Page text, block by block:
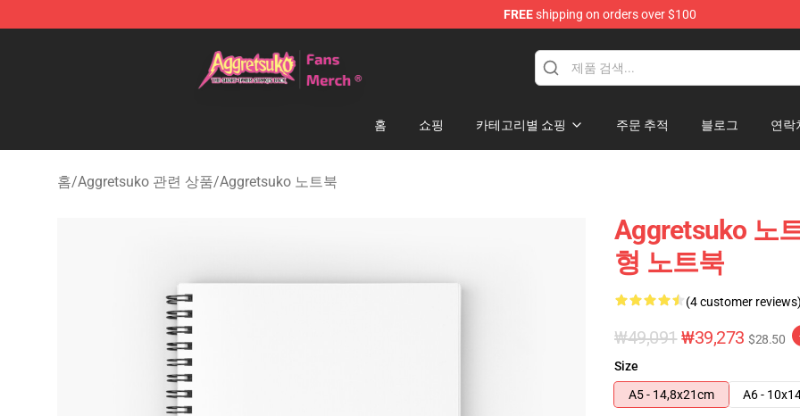
FREEshipping on orders over $100
홈 쇼핑 카테고리별 쇼핑 주문 추적 블로그 연락
홈/Aggretsuko 관련 상품/Aggretsuko 노트북
Aggretsuko 노
형 노트북
(4 customer
₩49,091 ₩39,273 $28.50
Size
A5 - 14,8x21cm
A6 -